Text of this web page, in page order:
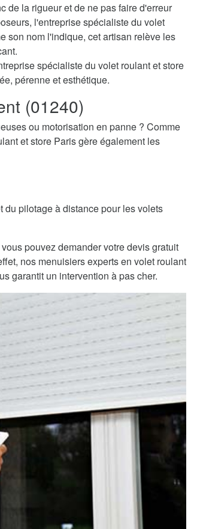
de la rigueur et de ne pas faire d'erreur
l'entreprise spécialiste du volet
son nom l'indique, cet artisan relève les
spécialiste du volet roulant et store
pérenne et esthétique.
(01240)
ou motorisation en panne ? Comme
et store Paris gère également les
du pilotage à distance pour les volets
pouvez demander votre devis gratuit
nos menuisiers experts en volet roulant
garantit un intervention à pas cher.